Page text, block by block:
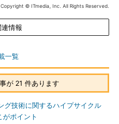
Copyright © ITmedia, Inc. All Rights Reserved.
連情報
一覧
が 21 件あります
グ技術に関するハイプサイクル
がポイント